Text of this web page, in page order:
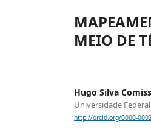
MEIO DE
Hugo Silva
Universidade
http://orcid.org/0000-